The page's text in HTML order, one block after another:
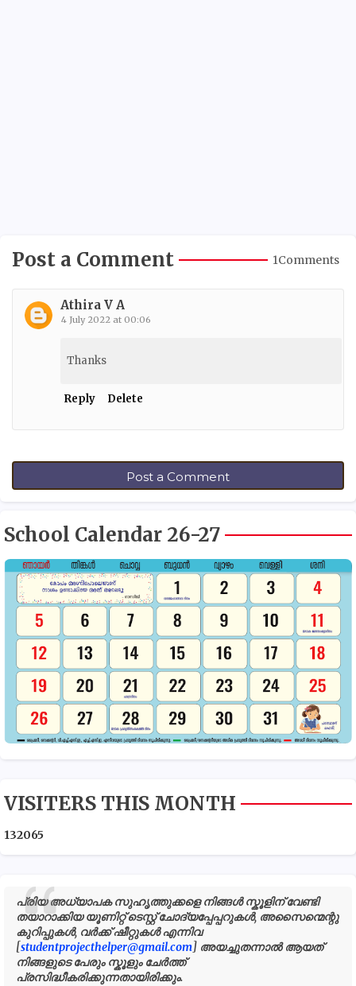
Post a Comment 1Comments
Athira V A
4 July 2022 at 00:06
Thanks
Reply Delete
Post a Comment
School Calendar 26-27
VISITERS THIS MONTH
132065
പ്രിയ അധ്യാപക സുഹൃത്തുക്കളെ നിങ്ങൾ സ്കൂളിന് വേണ്ടി
തയാറാക്കിയ യൂണിറ്റ് ടെസ്റ്റ് ചോദ്യപ്പേപ്പറുകൾ, അസൈന്മെന്റു
കുറിപ്പുകൾ, വർക്ക് ഷീറ്റുകൾ എന്നിവ
[studentprojecthelper@gmail.com] അയച്ചുതന്നാൽ ആയത്
നിങ്ങളുടെ പേരും സ്കൂളും ചേർത്ത്
പ്രസിദ്ധീകരിക്കുന്നതായിരിക്കും.